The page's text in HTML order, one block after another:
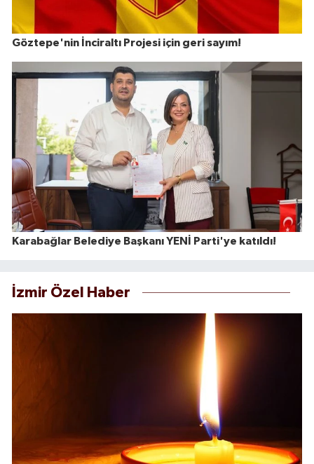
Göztepe'nin İnciraltı Projesi için geri sayım!
Karabağlar Belediye Başkanı YENİ Parti'ye katıldı!
İzmir Özel Haber